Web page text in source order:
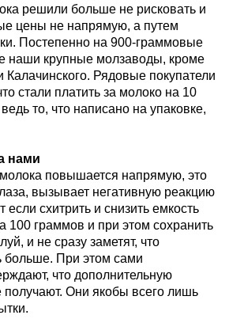
решили больше не рисковать и
цены не напрямую, а путем
Постепенно на 900-граммовые
наши крупные молзаводы, кроме
Рядовые покупатели
стали платить за молоко на 10
то, что написано на упаковке,
нами
повышается напрямую, это
вызывает негативную реакцию
если схитрить и снизить емкость
100 граммов и при этом сохранить
и не сразу заметят, что
больше. При этом сами
что дополнительную
получают. Они якобы всего лишь